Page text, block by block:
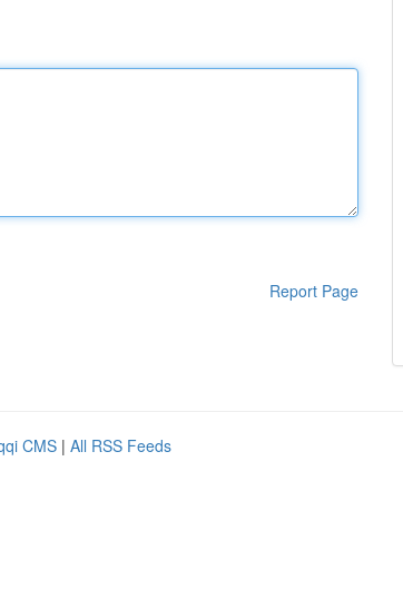
Report Page
CMS | All RSS Feeds